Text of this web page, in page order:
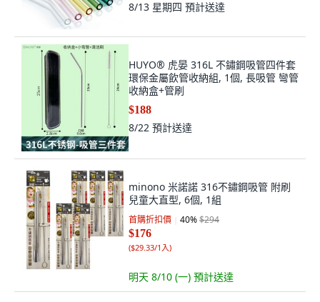
8/13 星期四 預計送達
HUYO® 虎晏 316L 不鏽鋼吸管四件套
環保金屬飲管收納組, 1個, 長吸管 彎管
收納盒+管刷
$188
8/22 預計送達
minono 米諾諾 316不鏽鋼吸管 附刷
兒童大直型, 6個, 1組
首購折扣價 40%$294
$176
($29.33/1入)
明天 8/10 (一) 預計送達